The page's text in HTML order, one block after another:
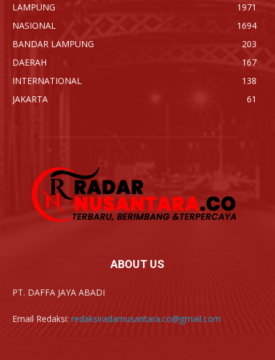
LAMPUNG
1971
NASIONAL
1694
BANDAR LAMPUNG
203
DAERAH
167
INTERNATIONAL
138
JAKARTA
61
ABOUT US
PT. DAFFA JAYA ABADI
Email Redaksi: redaksiradarnusantara.co@gmail.com